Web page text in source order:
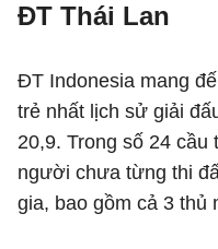
ĐT Thái Lan
ĐT Indonesia mang
trẻ nhất lịch sử giải
20,9. Trong số 24
người chưa từng thi
gia, bao gồm cả 3 thủ